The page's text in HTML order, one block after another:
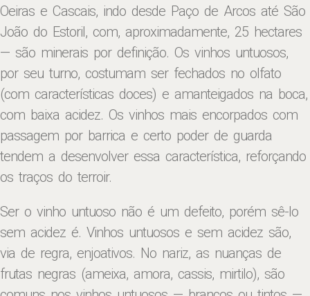
Oeiras e Cascais, indo desde Paço de Arcos até São
João do Estoril, com, aproximadamente, 25 hectares
— são minerais por definição. Os vinhos untuosos,
por seu turno, costumam ser fechados no olfato
(com características doces) e amanteigados na boca,
com baixa acidez. Os vinhos mais encorpados com
passagem por barrica e certo poder de guarda
tendem a desenvolver essa característica, reforçando
os traços do terroir.
Ser o vinho untuoso não é um defeito, porém sê-lo
sem acidez é. Vinhos untuosos e sem acidez são,
via de regra, enjoativos. No nariz, as nuanças de
frutas negras (ameixa, amora, cassis, mirtilo), são